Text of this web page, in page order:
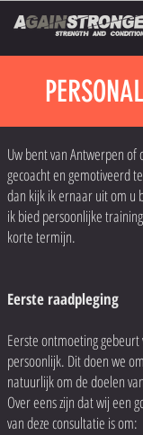
Uw bent van Antwerpen
gecoacht en gemotiveerd
dan kijk ik ernaar uit om
ik bied persoonlijke
korte termijn.
Eerste raadpleging
Eerste ontmoeting
persoonlijk. Dit doen we
natuurlijk om de doelen
Over eens zijn dat wij een
van deze consultatie is om: